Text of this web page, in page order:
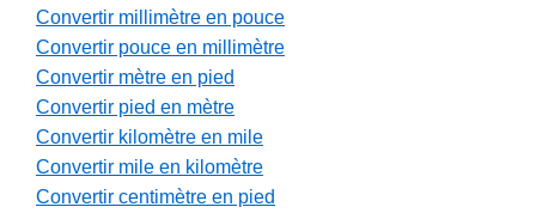
Convertir millimètre en pouce
Convertir pouce en millimètre
Convertir mètre en pied
Convertir pied en mètre
Convertir kilomètre en mile
Convertir mile en kilomètre
Convertir centimètre en pied